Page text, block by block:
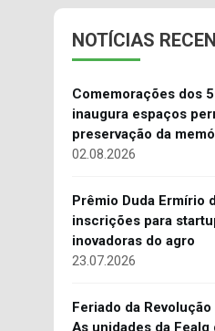
NOTÍCIAS
Comemorações dos
inaugura espaços
preservação da
02.08.2026
Prêmio Duda Ermírio
inscrições para
inovadoras do agro
23.07.2026
Feriado da
As unidades da